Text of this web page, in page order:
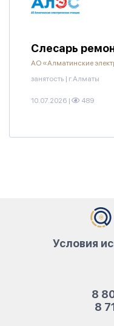
Слесарь
АО «Алматинские
занятость | г.Алматы
10.07.2026 | 489
8
8
Условия